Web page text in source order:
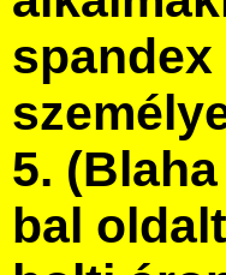
5.
bal